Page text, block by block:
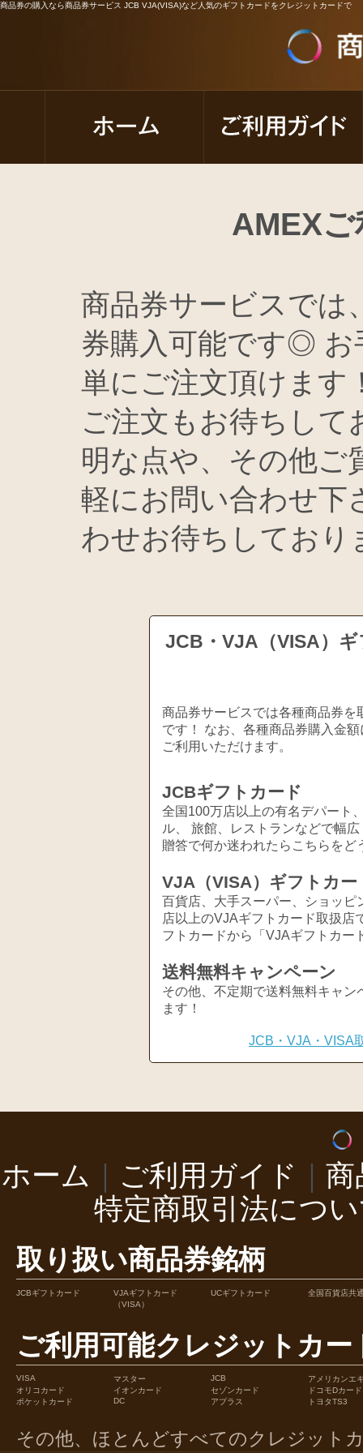
商品券の購入なら商品券サービス JCB VJA(VISA)など人気のギフトカードをクレジットカードで
AMEX
商品券サービスでは
券購入可能です◎ お
単にご注文頂けます
ご注文もお待ちして
明な点や、その他ご
軽にお問い合わせ
わせお待ちしており
JCB・VJA（VISA）
商品券サービスでは各種商品券
です！ なお、各種商品券購入金
ご利用いただけます。
JCBギフトカード
全国100万店以上の有名デパート
ル、 旅館、レストランなどで幅
贈答で何か迷われたらこちらをど
VJA（VISA）ギフトカー
百貨店、大手スーパー、ショッ
店以上のVJAギフトカード取扱店
フトカードから「VJAギフトカー
送料無料キャンペーン
その他、不定期で送料無料キャ
ます！
JCB・VJA・VISA
ホーム ご利用ガイド
商
特定商取引法につ
取り扱い商品券銘柄
JCBギフトカード
VJAギフトカード
（VISA）
UCギフトカード 全国百貨店共
ご利用可能クレジットカー
VISA マスター JCB
アメリカンエ
オリコカード
イオンカード セゾンカード
ドコモDカード
ポケットカード
DC アプラス トヨタTS3
その他、ほとんどすべてのクレジット